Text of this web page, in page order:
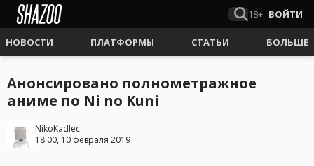
18+ ВОЙТИ
НОВОСТИ ПЛАТФОРМЫ СТАТЬИ БОЛЬШЕ
Анонсировано полнометражное
аниме по Ni no Kuni
NikoKadlec
18:00, 10 февраля 2019